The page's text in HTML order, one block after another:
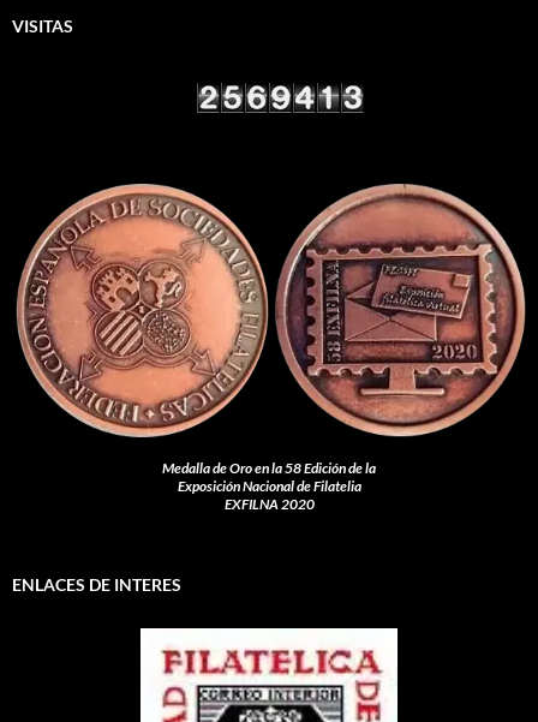
VISITAS
Medalla de Oro en la 58 Edición de la
Exposición Nacional de Filatelia
EXFILNA 2020
ENLACES DE INTERES